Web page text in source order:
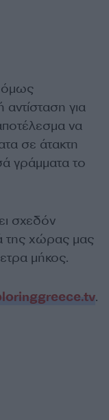
όμως
αντίσταση για
να
σε άτακτη
γράμματα το
σχεδόν
της χώρας μας
μήκος.
.